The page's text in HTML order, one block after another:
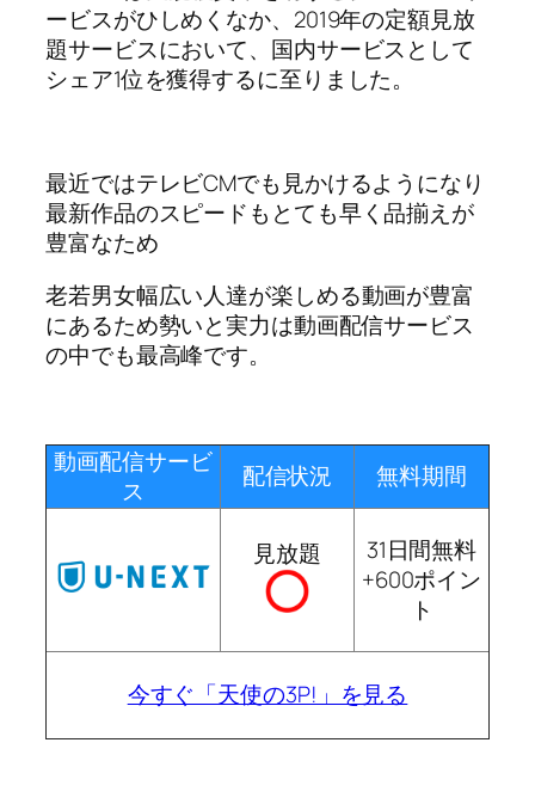
ービスがひしめくなか、2019年の定額見放
題サービスにおいて、国内サービスとして
シェア1位を獲得するに至りました。
最近ではテレビCMでも見かけるようになり
最新作品のスピードもとても早く品揃えが
豊富なため
老若男女幅広い人達が楽しめる動画が豊富
にあるため勢いと実力は動画配信サービス
の中でも最高峰です。
動画配信サービ
ス
配信状況 無料期間
見放題
31日間無料
+600ポイン
ト
今すぐ「天使の3P!」を見る